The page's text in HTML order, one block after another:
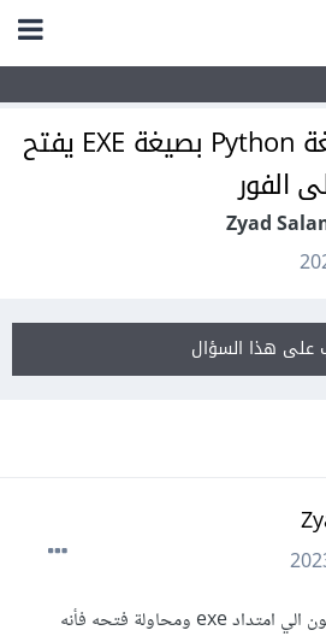
برنامج بلغة Python بصيغة EXE يفتح
الفور
على هذا السؤال
بعد تحويل احد ملفات بايثون الي امتداد exe ومحاولة فتحه فأنه